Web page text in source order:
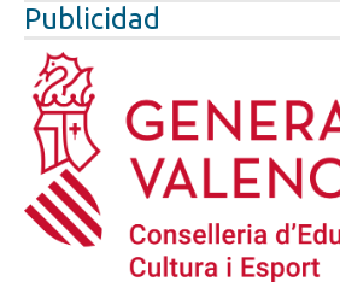
Publicidad